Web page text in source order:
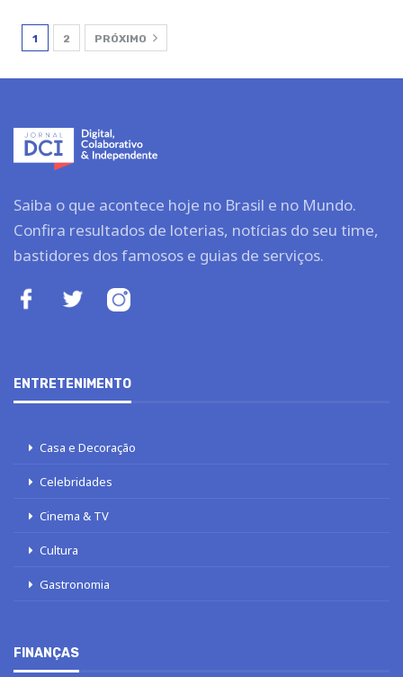
1 2 PRÓXIMO
Saiba o que acontece hoje no Brasil e no Mundo.
Confira resultados de loterias, notícias do seu time,
bastidores dos famosos e guias de serviços.
ENTRETENIMENTO
Casa e Decoração
Celebridades
Cinema & TV
Cultura
Gastronomia
FINANÇAS